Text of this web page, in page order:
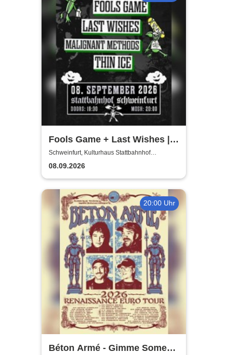
Fools Game + Last Wishes |
Gimme Some Action presents
Schweinfurt, Kulturhaus Stattbahnhof
Schweinfurt
08.09.2026
20:00 Uhr
Béton Armé - Gimme Some